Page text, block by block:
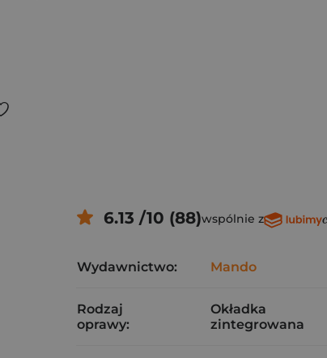
6.13 /10 (88)wspólnie z
Wydawnictwo: Mando
Rodzaj
oprawy:
Okładka
zintegrowana